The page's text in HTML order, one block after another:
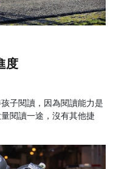
度
子閱讀，因為閱讀能力是
閱讀一途，沒有其他捷